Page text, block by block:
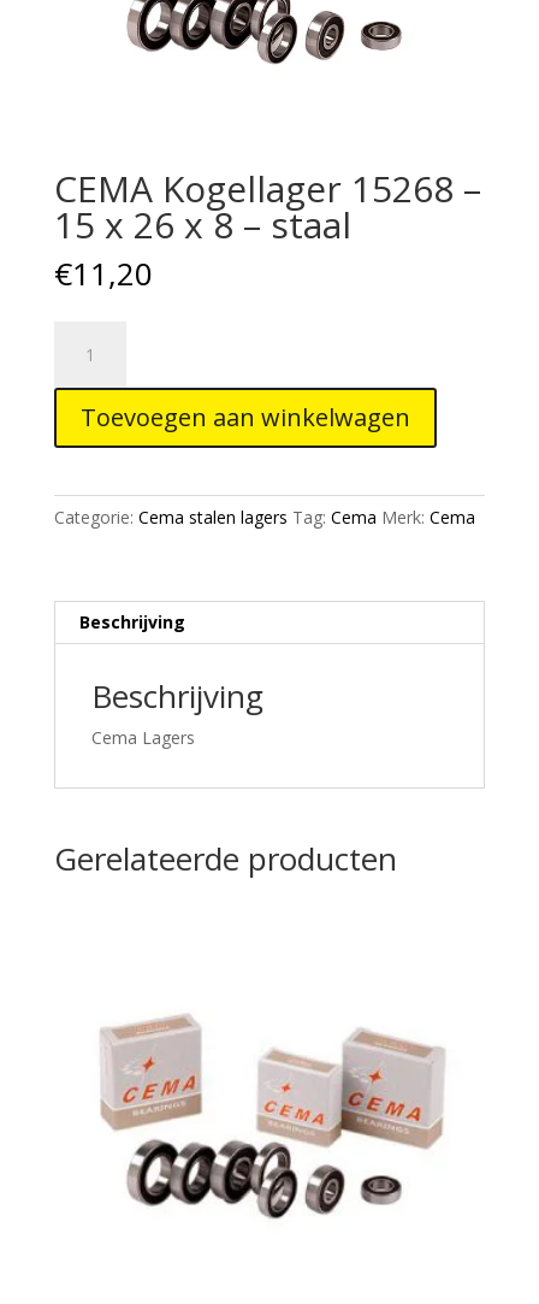
CEMA Kogellager 15268 –
15 x 26 x 8 – staal
€11,20
Kogellager
15268
15
26
x
staal
aantal
Toevoegen aan winkelwagen
Categorie: Cema stalen lagers Tag: Cema Merk: Cema
Beschrijving
Beschrijving
Cema Lagers
Gerelateerde producten